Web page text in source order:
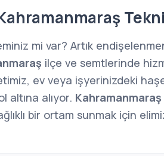
mi var? Artık
ilçe ve semtlerinde
ev veya işyerinizdeki
altına alıyor.
bir ortam sunmak için